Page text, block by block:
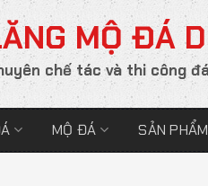
MỘ ĐÁ
chế tác và thi công
MỘ ĐÁ SẢN